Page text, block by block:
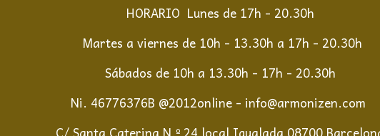
HORARIO Lunes de 17h - 20.30h
Martes a viernes de 10h - 13.30h a 17h - 20.30h
Sábados de 10h a 13.30h - 17h - 20.30h
Ni. 46776376B @2012online - info@armonizen.com